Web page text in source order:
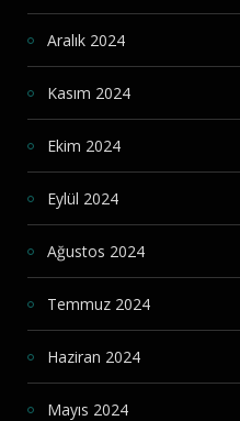
Aralık 2024
Kasım 2024
Ekim 2024
Eylül 2024
Ağustos 2024
Temmuz 2024
Haziran 2024
Mayıs 2024